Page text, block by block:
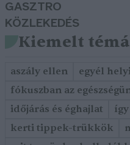
GASZTRO
KÖZLEKEDÉS
Kiemelt
aszály ellen egyél
fókuszban az
időjárás és éghajlat
kerti tippek-trükkök